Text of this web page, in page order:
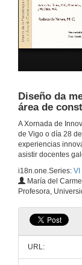
Diseño da
área de
A Xornada de
de Vigo o día 28
experiencias
asistir docentes
i18n.one.Series: VI
María del
Profesora,
URL: